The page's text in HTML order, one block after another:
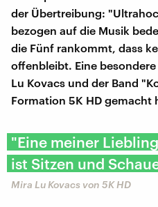
der Übertreibung:
bezogen auf die Musik
die Fünf rankommt, dass
offenbleibt. Eine
Lu Kovacs und der Band
Formation 5K HD gemacht
"Eine meiner
ist Sitzen und
Mira Lu Kovacs von 5K HD